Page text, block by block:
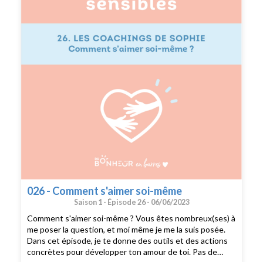
026 - Comment s'aimer soi-même
Saison 1 - Épisode 26 - 06/06/2023
Comment s'aimer soi-même ? Vous êtes nombreux(ses) à
me poser la question, et moi même je me la suis posée.
Dans cet épisode, je te donne des outils et des actions
concrètes pour développer ton amour de toi. Pas de